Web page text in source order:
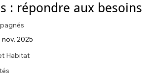
Habitat
: répondre aux besoins
nov. 2025